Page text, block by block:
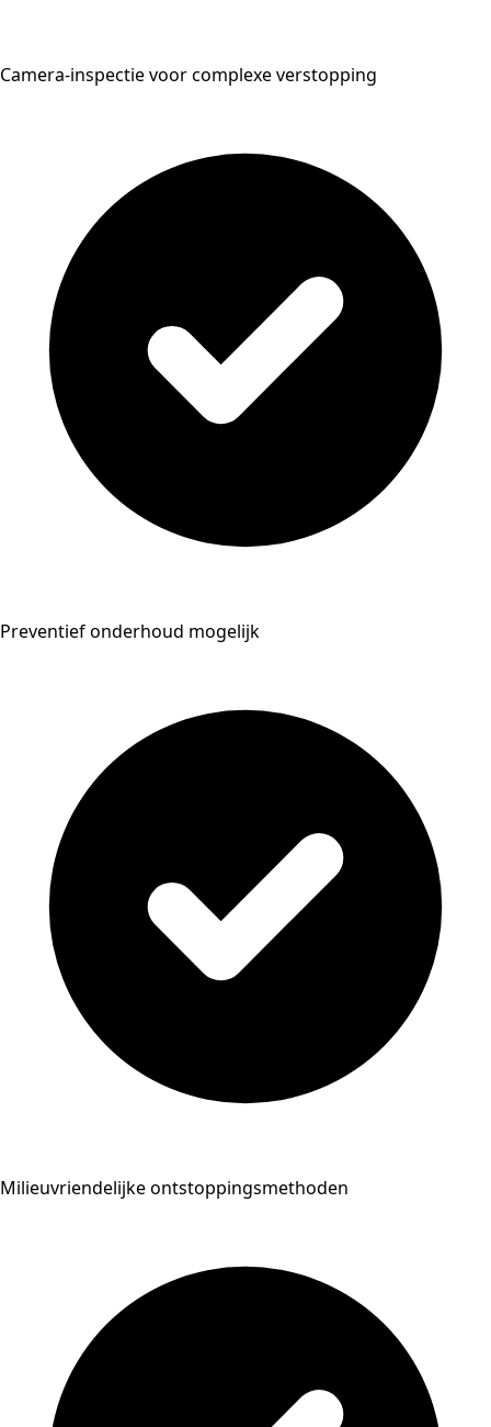
Camera-inspectie voor complexe verstopping
Preventief onderhoud mogelijk
Milieuvriendelijke ontstoppingsmethoden